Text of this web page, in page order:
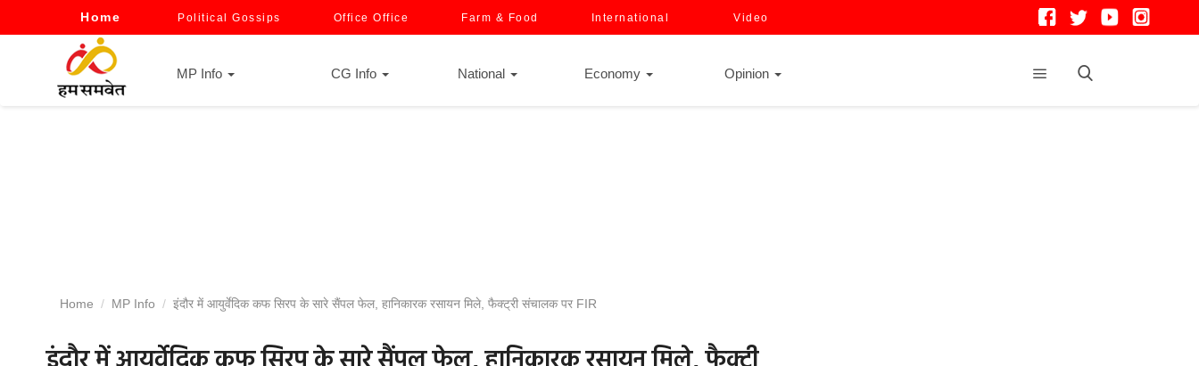
Home Political Gossips Office Office Farm & Food International Video
MP Info CG Info National Economy Opinion
Home MP Info इंदौर में आयुर्वेदिक कफ सिरप के सारे सैंपल फेल, हानिकारक रसायन मिले, फैक्ट्री संचालक पर FIR